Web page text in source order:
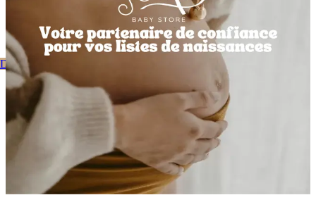
Bienvenue Chez Joli Coeur
Découvrez notre catalogue
Nos dernières nouveautés